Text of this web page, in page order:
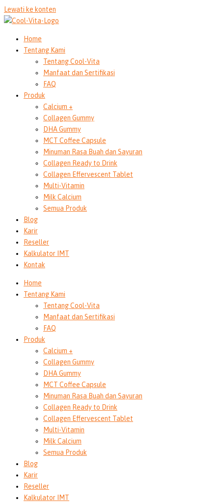
Lewati ke konten
Home
Tentang Kami
Tentang Cool-Vita
Manfaat dan Sertifikasi
FAQ
Produk
Calcium +
Collagen Gummy
DHA Gummy
MCT Coffee Capsule
Minuman Rasa Buah dan Sayuran
Collagen Ready to Drink
Collagen Effervescent Tablet
Multi-Vitamin
Milk Calcium
Semua Produk
Blog
Karir
Reseller
Kalkulator IMT
Kontak
Home
Tentang Kami
Tentang Cool-Vita
Manfaat dan Sertifikasi
FAQ
Produk
Calcium +
Collagen Gummy
DHA Gummy
MCT Coffee Capsule
Minuman Rasa Buah dan Sayuran
Collagen Ready to Drink
Collagen Effervescent Tablet
Multi-Vitamin
Milk Calcium
Semua Produk
Blog
Karir
Reseller
Kalkulator IMT